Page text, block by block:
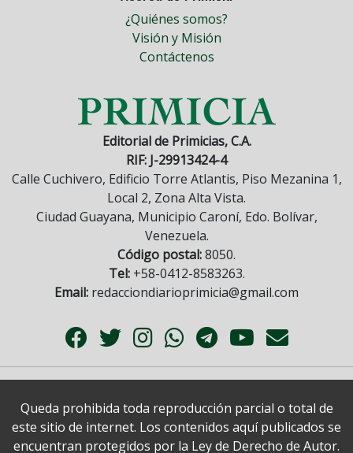
¿Quiénes somos?
Visión y Misión
Contáctenos
Editorial de Primicias, C.A.
RIF: J-29913424-4
Calle Cuchivero, Edificio Torre Atlantis, Piso Mezanina 1,
Local 2, Zona Alta Vista.
Ciudad Guayana, Municipio Caroní, Edo. Bolívar,
Venezuela.
Código postal:8050.
Tel:+58-0412-8583263.
Email: redacciondiarioprimicia@gmail.com
Queda prohibida toda reproducción parcial o total de
este sitio de internet. Los contenidos aquí publicados se
encuentran protegidos por la Ley de Derecho de Autor.